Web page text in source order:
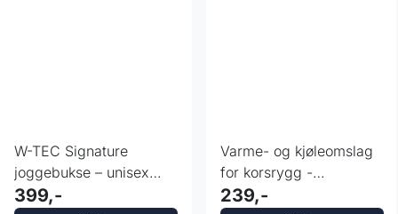
W-TEC Signature
joggebukse – unisex
cargo
399,-
Varme- og kjøleomslag
for korsrygg -
inSPORTline Vitaback
239,-